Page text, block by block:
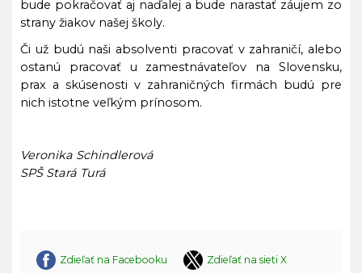
bude pokračovať aj naďalej a bude narastať záujem zo
strany žiakov našej školy.
Či už budú naši absolventi pracovať v zahraničí, alebo
ostanú pracovať u zamestnávateľov na Slovensku,
prax a skúsenosti v zahraničných firmách budú pre
nich istotne veľkým prínosom.
Veronika Schindlerová
SPŠ Stará Turá
Zdieľať na Facebooku Zdieľať na sieti X